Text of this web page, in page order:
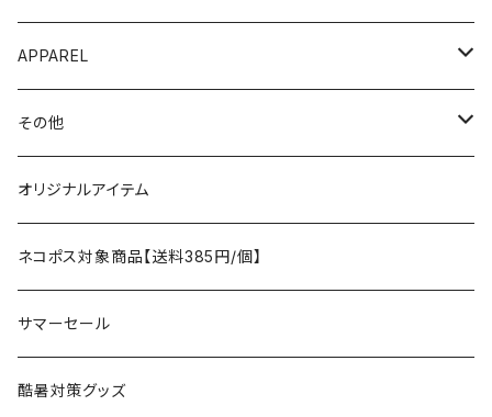
AO COOLERS
asobito
AS2OV
AXESQUIN
Ballistics
BEDROCK SANDALS
バックパック
ポーチ／サコッシュ
ストレージ
パッキングアクセサリー
スリーピングギア
クッキングギア
テント、タープ
テント、シェルター
タープ
スリーピングギア
寝袋
マット
テーブル、チェア
テーブル
チェア
ランタン、ライト
燃料ランタン
LEDライト
焚火台／薪ストーブ
焚火台
暖房器具
APPAREL
トップス
ボトムス
アンダーウェア
ハンドウェア
ヘッドギア
その他
遊び
フィッシング
ラジコン
ケア用品
雑貨
アウトレット
オリジナルアイテム
ネコポス対象商品【送料385円/個】
サマーセール
酷暑対策グッズ